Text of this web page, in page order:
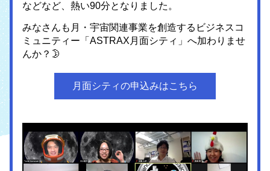
などなど、熱い90分となりました。
みなさんも月・宇宙関連事業を創造するビジネスコ
ミュニティー「ASTRAX月面シティ」へ加わりませ
んか？🌛
月面シティの申込みはこちら